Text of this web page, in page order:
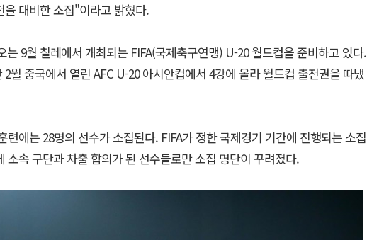
을 대비한 소집"이라고 밝혔다.
는 9월 칠레에서 개최되는 FIFA(국제축구연맹) U-20 월드컵을 준비하고 있다.
2월 중국에서 열린 AFC U-20 아시안컵에서 4강에 올라 월드컵 출전권을 따냈
련에는 28명의 선수가 소집된다. FIFA가 정한 국제경기 기간에 진행되는 소집
소속 구단과 차출 합의가 된 선수들로만 소집 명단이 꾸려졌다.